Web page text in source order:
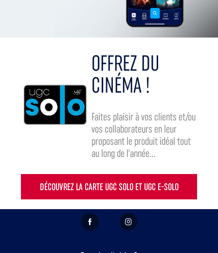
OFFREZ DU
CINÉMA !
Faites plaisir à vos clients et/ou
vos collaborateurs en leur
proposant le produit idéal tout
au long de l'année...
DÉCOUVREZ LA CARTE UGC SOLO ET UGC E-SOLO
FACEBOOK INSTAGRAM